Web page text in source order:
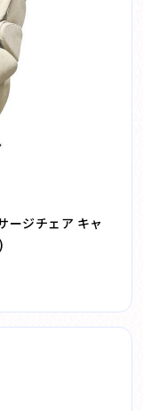
ージチェア キャ